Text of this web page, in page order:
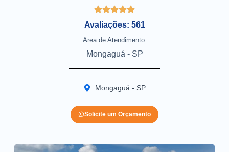
Avaliações: 561
Area de Atendimento:
Mongaguá - SP
Mongaguá - SP
Solicite um Orçamento